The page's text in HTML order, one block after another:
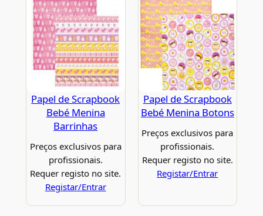
Papel de Scrapbook
Bebé Menina
Barrinhas
Preços exclusivos para
profissionais.
Requer registo no site.
Registar/Entrar
Papel de Scrapbook
Bebé Menina Botons
Preços exclusivos para
profissionais.
Requer registo no site.
Registar/Entrar